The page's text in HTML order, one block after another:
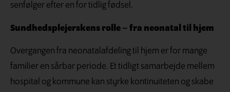
senfølger efter en for tidlig fødsel.
Sundhedsplejerskens rolle – fra neonatal til hjem
Overgangen fra neonatalafdeling til hjem er for mange
familier en sårbar periode. Et tidligt samarbejde mellem
hospital og kommune kan styrke kontinuiteten og skabe